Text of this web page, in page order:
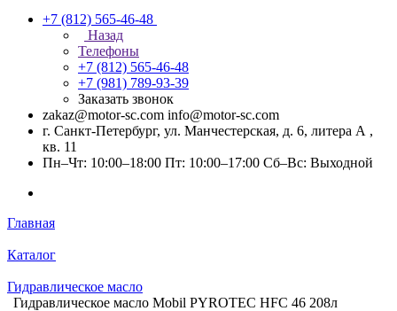
+7 (812) 565-46-48
Назад
Телефоны
+7 (812) 565-46-48
+7 (981) 789-93-39
Заказать звонок
zakaz@motor-sc.com info@motor-sc.com
г. Санкт-Петербург, ул. Манчестерская, д. 6, литера А ,
кв. 11
Пн–Чт: 10:00–18:00 Пт: 10:00–17:00 Сб–Вс: Выходной
Главная
Каталог
Гидравлическое масло
Гидравлическое масло Mobil PYROTEC HFC 46 208л